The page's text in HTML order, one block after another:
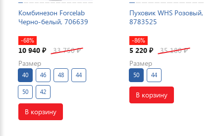
Комбинезон Forcelab
Черно-белый, 706639
-68%
10 940 ₽ 33 750₽
Размер
40 46 48 44
50 42
В корзину
Пуховик WHS Розовый,
8783525
-86%
5 220 ₽ 35 180₽
Размер
50 44
В корзину